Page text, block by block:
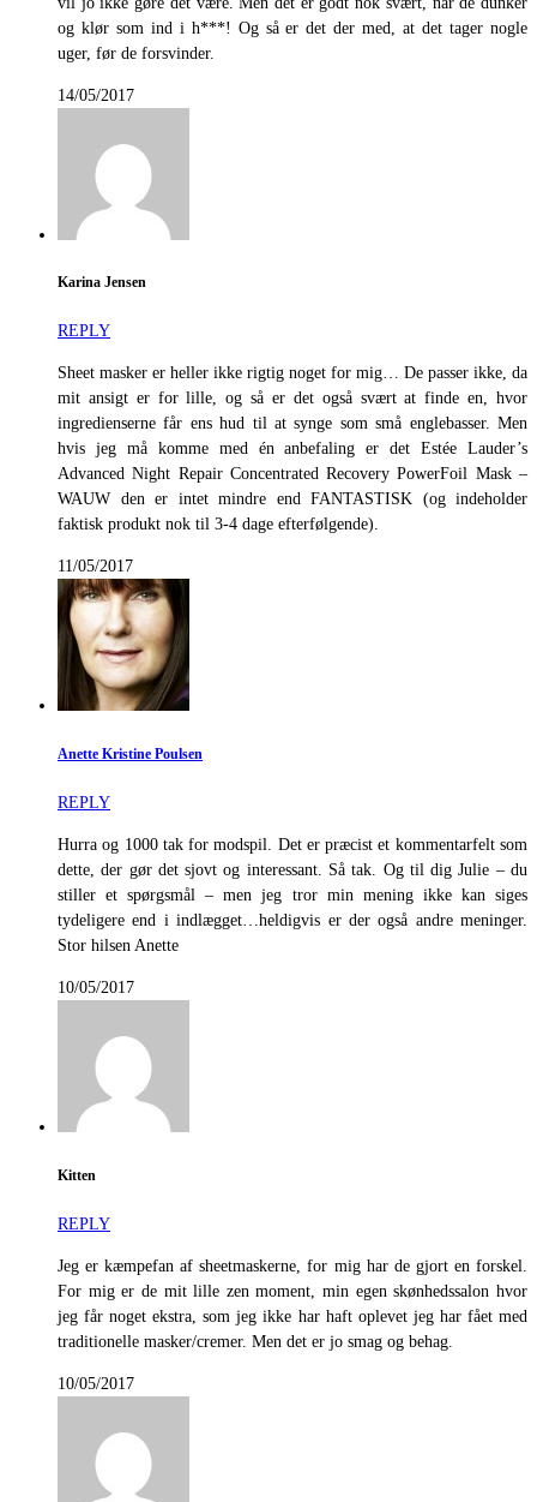
og klør som ind i h***! Og så er det der med, at det tager nogle
uger, før de forsvinder.
14/05/2017
Karina Jensen
REPLY
Sheet masker er heller ikke rigtig noget for mig… De passer ikke, da
mit ansigt er for lille, og så er det også svært at finde en, hvor
ingredienserne får ens hud til at synge som små englebasser. Men
hvis jeg må komme med én anbefaling er det Estée Lauder’s
Advanced Night Repair Concentrated Recovery PowerFoil Mask –
WAUW den er intet mindre end FANTASTISK (og indeholder
faktisk produkt nok til 3-4 dage efterfølgende).
11/05/2017
Anette Kristine Poulsen
REPLY
Hurra og 1000 tak for modspil. Det er præcist et kommentarfelt som
dette, der gør det sjovt og interessant. Så tak. Og til dig Julie – du
stiller et spørgsmål – men jeg tror min mening ikke kan siges
tydeligere end i indlægget…heldigvis er der også andre meninger.
Stor hilsen Anette
10/05/2017
Kitten
REPLY
Jeg er kæmpefan af sheetmaskerne, for mig har de gjort en forskel.
For mig er de mit lille zen moment, min egen skønhedssalon hvor
jeg får noget ekstra, som jeg ikke har haft oplevet jeg har fået med
traditionelle masker/cremer. Men det er jo smag og behag.
10/05/2017